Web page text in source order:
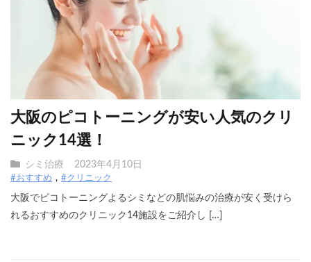
大阪のピコトーニングが安い人気のクリ
ニック14選！
シミ治療 2023年4月10日
#おすすめ #クリニック
大阪でピコトーニングよるシミなどの肌悩みの治療が安く受けら
れるおすすめのクリニック14施設をご紹介し […]